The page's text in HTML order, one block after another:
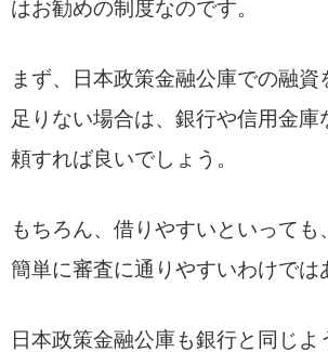
はお勧めの制度なのです。
まず、日本政策金融公庫での融資
足りない場合は、銀行や信用金庫
頼すれば良いでしょう。
もちろん、借りやすいといっても、
簡単に審査に通りやすいわけでは
日本政策金融公庫も銀行と同じよ